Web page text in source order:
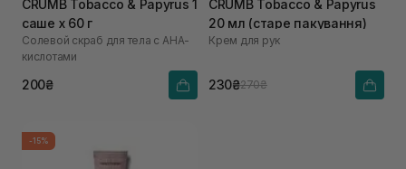
CRUMB Tobacco & Papyrus 1
саше х 60 г
Солевой скраб для тела с AHA-
кислотами
200₴
CRUMB Tobacco & Papyrus
20 мл (старе пакування)
Крем для рук
230₴270₴
-15%